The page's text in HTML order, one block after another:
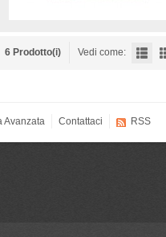
6 Prodotto(i) Vedi come:
Avanzata Contattaci RSS